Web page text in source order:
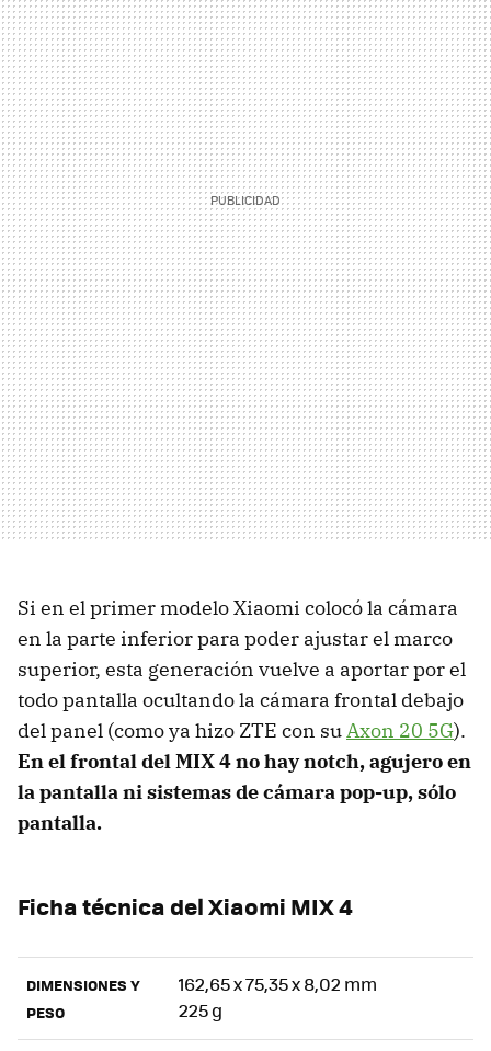
Si en el primer modelo Xiaomi colocó la cámara
en la parte inferior para poder ajustar el marco
superior, esta generación vuelve a aportar por el
todo pantalla ocultando la cámara frontal debajo
del panel (como ya hizo ZTE con suAxon 20 5G).
En el frontal del MIX 4 no hay notch, agujero en
la pantalla ni sistemas de cámara pop-up, sólo
pantalla.
Ficha técnica del Xiaomi MIX 4
DIMENSIONES Y
PESO
162,65 x 75,35 x 8,02 mm
225 g